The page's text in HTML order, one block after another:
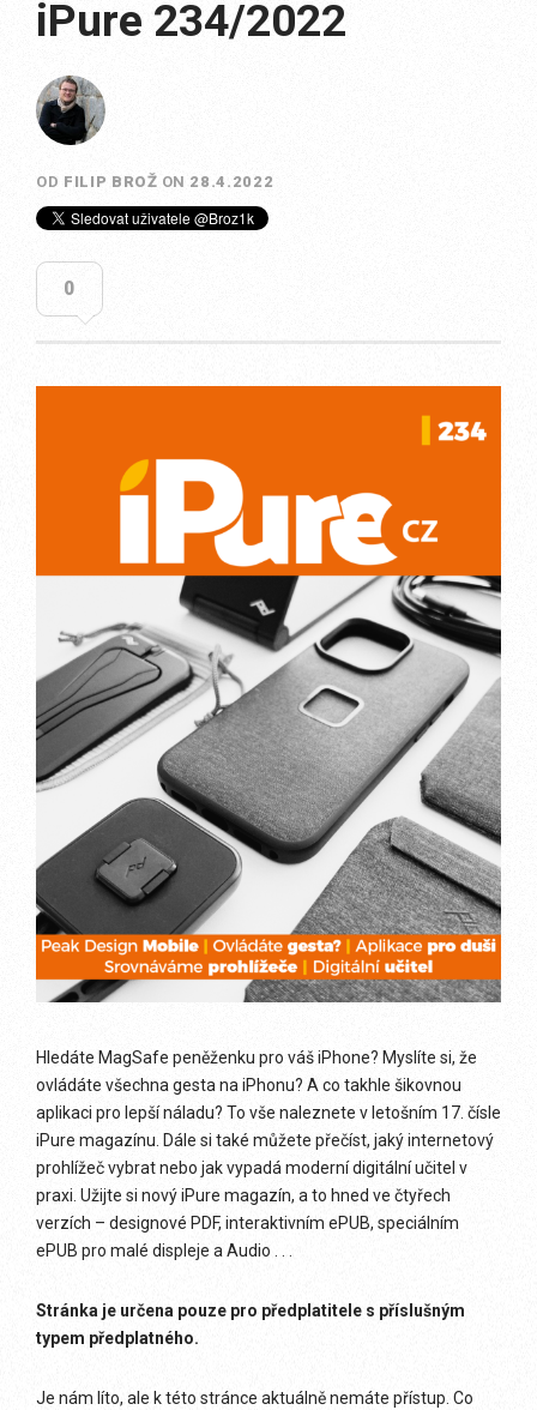
iPure 234/2022
OD FILIP BROŽ ON 28.4.2022
0
Hledáte MagSafe peněženku pro váš iPhone? Myslíte si, že
ovládáte všechna gesta na iPhonu? A co takhle šikovnou
aplikaci pro lepší náladu? To vše naleznete v letošním 17. čísle
iPure magazínu. Dále si také můžete přečíst, jaký internetový
prohlížeč vybrat nebo jak vypadá moderní digitální učitel v
praxi. Užijte si nový iPure magazín, a to hned ve čtyřech
verzích – designové PDF, interaktivním ePUB, speciálním
ePUB pro malé displeje a Audio . . .
Stránka je určena pouze pro předplatitele s příslušným
typem předplatného.
Je nám líto, ale k této stránce aktuálně nemáte přístup. Co